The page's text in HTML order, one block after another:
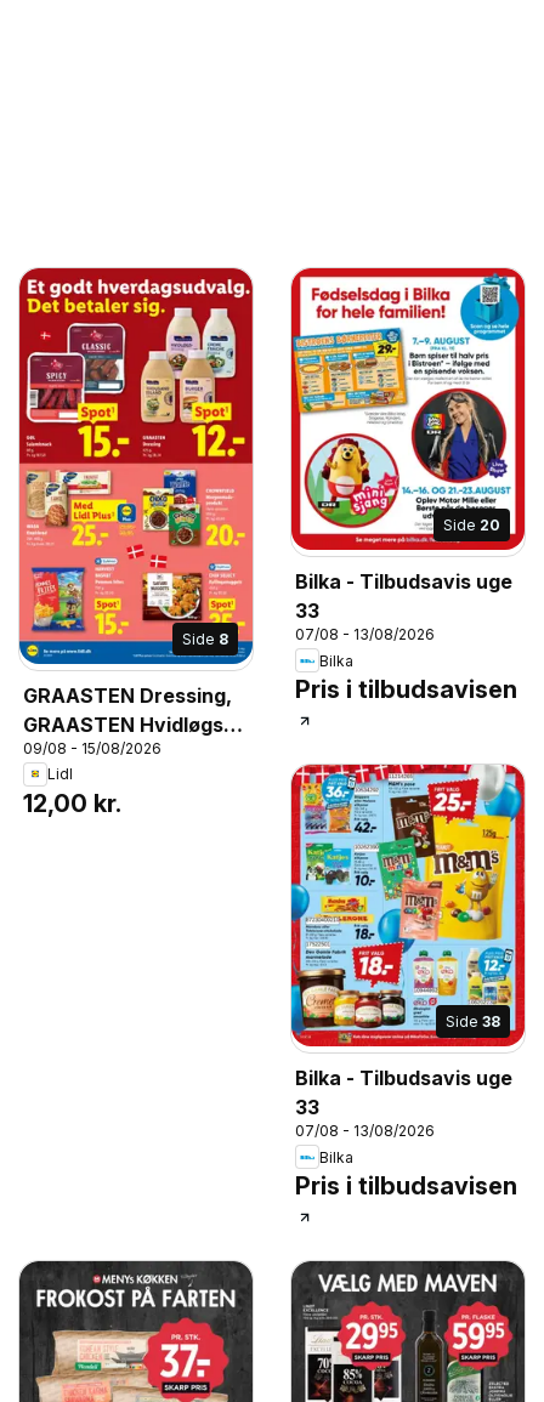
Side 8
GRAASTEN Dressing,
GRAASTEN Hvidløgs
Dressing 425 g.
09/08 - 15/08/2026
Lidl
12,00 kr.
Side 20
Bilka - Tilbudsavis uge
33
07/08 - 13/08/2026
Bilka
Pris i tilbudsavisen
Side 38
Bilka - Tilbudsavis uge
33
07/08 - 13/08/2026
Bilka
Pris i tilbudsavisen